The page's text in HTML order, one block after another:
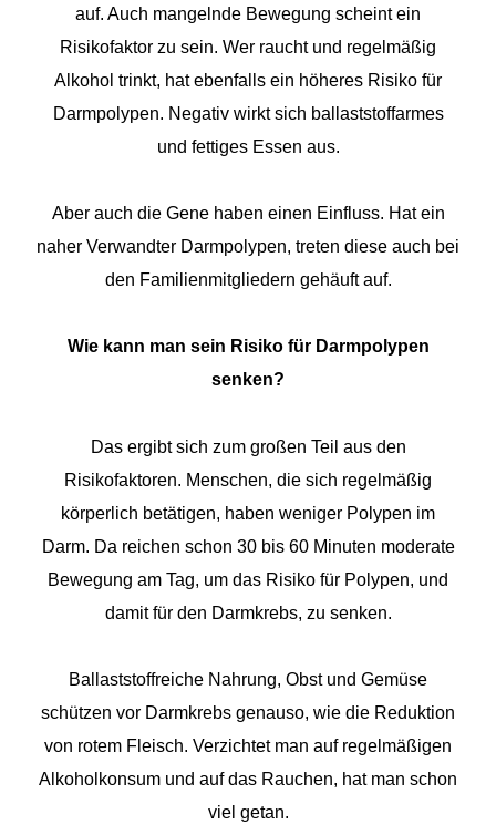
auf. Auch mangelnde Bewegung scheint ein
Risikofaktor zu sein. Wer raucht und regelmäßig
Alkohol trinkt, hat ebenfalls ein höheres Risiko für
Darmpolypen. Negativ wirkt sich ballaststoffarmes
und fettiges Essen aus.
Aber auch die Gene haben einen Einfluss. Hat ein
naher Verwandter Darmpolypen, treten diese auch bei
den Familienmitgliedern gehäuft auf.
Wie kann man sein Risiko für Darmpolypen
senken?
Das ergibt sich zum großen Teil aus den
Risikofaktoren. Menschen, die sich regelmäßig
körperlich betätigen, haben weniger Polypen im
Darm. Da reichen schon 30 bis 60 Minuten moderate
Bewegung am Tag, um das Risiko für Polypen, und
damit für den Darmkrebs, zu senken.
Ballaststoffreiche Nahrung, Obst und Gemüse
schützen vor Darmkrebs genauso, wie die Reduktion
von rotem Fleisch. Verzichtet man auf regelmäßigen
Alkoholkonsum und auf das Rauchen, hat man schon
viel getan.